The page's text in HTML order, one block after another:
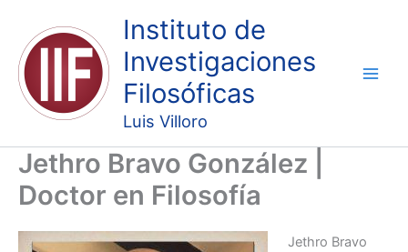
contenido
Instituto de
Investigaciones
Filosóficas
Luis Villoro
Jethro Bravo González |
Doctor en Filosofía
Jethro Bravo